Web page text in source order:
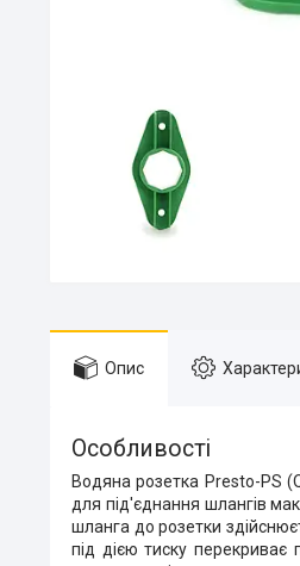
Опис
Особливості
Водяна розетка Presto-PS
для під'єднання шлангів
шланга до розетки
під дією тиску